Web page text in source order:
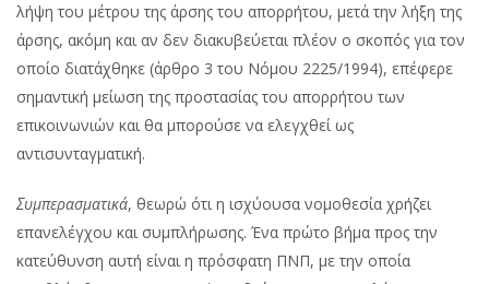
λήψη του μέτρου της άρσης του απορρήτου, μετά την λήξη της
άρσης, ακόμη και αν δεν διακυβεύεται πλέον ο σκοπός για τον
οποίο διατάχθηκε (άρθρο 3 του Νόμου 2225/1994), επέφερε
σημαντική μείωση της προστασίας του απορρήτου των
επικοινωνιών και θα μπορούσε να ελεγχθεί ως
αντισυνταγματική.
Συμπερασματικά, θεωρώ ότι η ισχύουσα νομοθεσία χρήζει
επανελέγχου και συμπλήρωσης. Ένα πρώτο βήμα προς την
κατεύθυνση αυτή είναι η πρόσφατη ΠΝΠ, με την οποία